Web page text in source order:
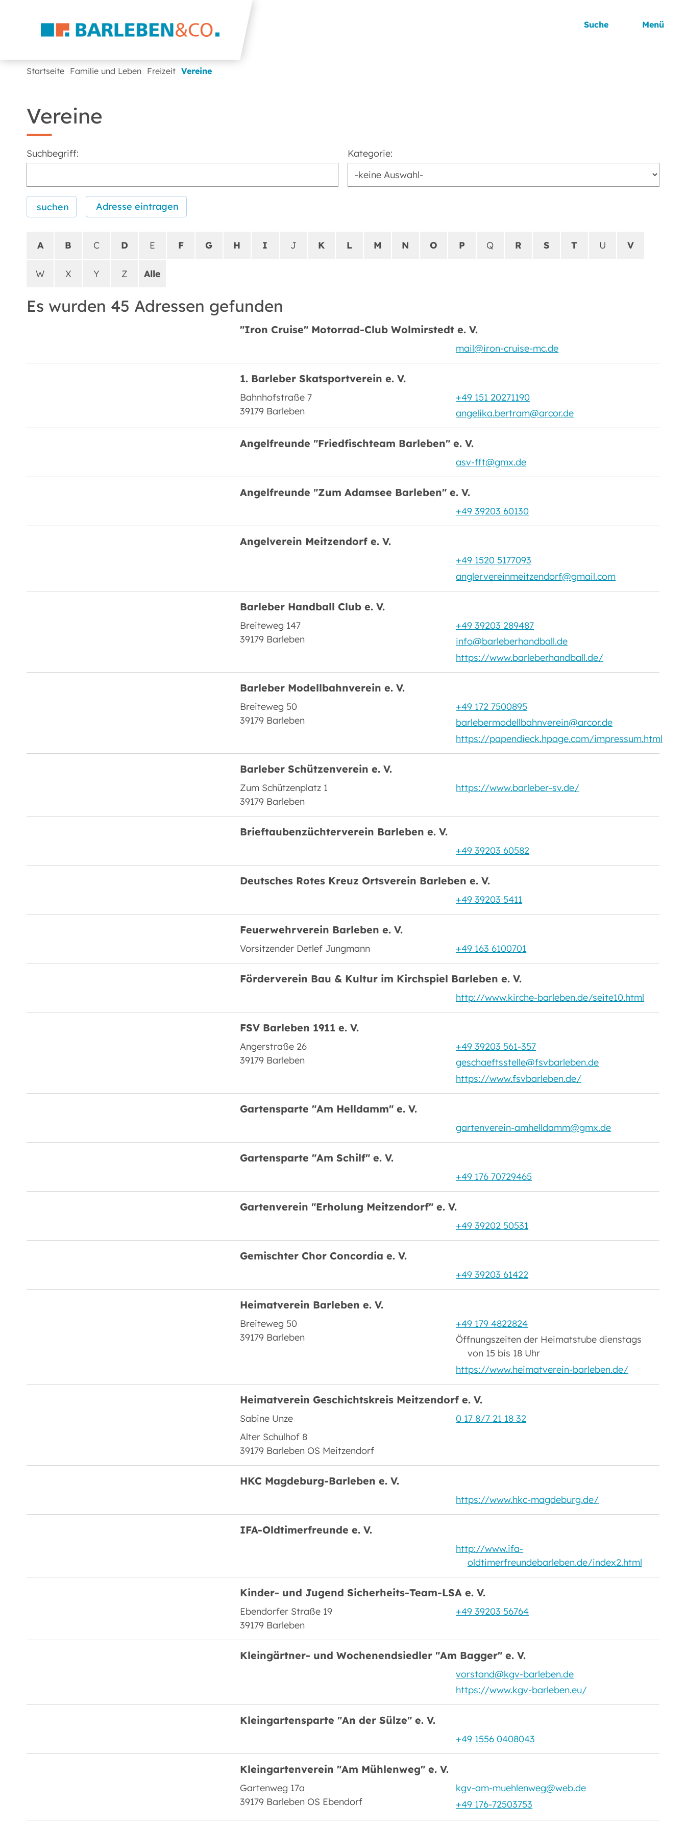
Suche Menü
Startseite Familie und Leben Freizeit Vereine
Vereine
Suchbegriff: Kategorie:
suchen Adresse eintragen
A B C D E F G H I J K L M N O P Q R S T U V
W X Y Z Alle
Es wurden 45 Adressen gefunden
"Iron Cruise" Motorrad-Club Wolmirstedt e. V.
mail@iron-cruise-mc.de
1. Barleber Skatsportverein e. V.
Bahnhofstraße 7
39179 Barleben
+49 151 20271190
angelika.bertram@arcor.de
Angelfreunde "Friedfischteam Barleben" e. V.
asv-fft@gmx.de
Angelfreunde "Zum Adamsee Barleben" e. V.
+49 39203 60130
Angelverein Meitzendorf e. V.
+49 1520 5177093
anglervereinmeitzendorf@gmail.com
Barleber Handball Club e. V.
Breiteweg 147
39179 Barleben
+49 39203 289487
info@barleberhandball.de
https://www.barleberhandball.de/
Barleber Modellbahnverein e. V.
Breiteweg 50
39179 Barleben
+49 172 7500895
barlebermodellbahnverein@arcor.de
https://papendieck.hpage.com/impressum.html
Barleber Schützenverein e. V.
Zum Schützenplatz 1
39179 Barleben
https://www.barleber-sv.de/
Brieftaubenzüchterverein Barleben e. V.
+49 39203 60582
Deutsches Rotes Kreuz Ortsverein Barleben e. V.
+49 39203 5411
Feuerwehrverein Barleben e. V.
Vorsitzender Detlef Jungmann +49 163 6100701
Förderverein Bau & Kultur im Kirchspiel Barleben e. V.
http://www.kirche-barleben.de/seite10.html
FSV Barleben 1911 e. V.
Angerstraße 26
39179 Barleben
+49 39203 561-357
geschaeftsstelle@fsvbarleben.de
https://www.fsvbarleben.de/
Gartensparte "Am Helldamm" e. V.
gartenverein-amhelldamm@gmx.de
Gartensparte "Am Schilf" e. V.
+49 176 70729465
Gartenverein "Erholung Meitzendorf" e. V.
+49 39202 50531
Gemischter Chor Concordia e. V.
+49 39203 61422
Heimatverein Barleben e. V.
Breiteweg 50
39179 Barleben
+49 179 4822824
Öffnungszeiten der Heimatstube dienstags
von 15 bis 18 Uhr
https://www.heimatverein-barleben.de/
Heimatverein Geschichtskreis Meitzendorf e. V.
Sabine Unze
Alter Schulhof 8
39179 Barleben OS Meitzendorf
0 17 8/7 21 18 32
HKC Magdeburg-Barleben e. V.
https://www.hkc-magdeburg.de/
IFA-Oldtimerfreunde e. V.
http://www.ifa-
oldtimerfreundebarleben.de/index2.html
Kinder- und Jugend Sicherheits-Team-LSA e. V.
Ebendorfer Straße 19
39179 Barleben
+49 39203 56764
Kleingärtner- und Wochenendsiedler "Am Bagger" e. V.
vorstand@kgv-barleben.de
https://www.kgv-barleben.eu/
Kleingartensparte "An der Sülze" e. V.
+49 1556 0408043
Kleingartenverein "Am Mühlenweg" e. V.
Gartenweg 17a
39179 Barleben OS Ebendorf
kgv-am-muehlenweg@web.de
+49 176-72503753